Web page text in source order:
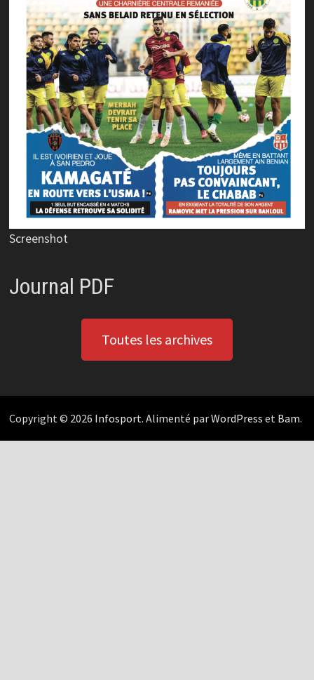
Screenshot
Journal PDF
Toutes les archives
Copyright © 2026 Infosport. Alimenté parWordPress et Bam.